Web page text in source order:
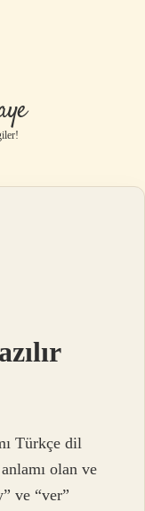
Türkçe dil
olan ve
ve “ver”